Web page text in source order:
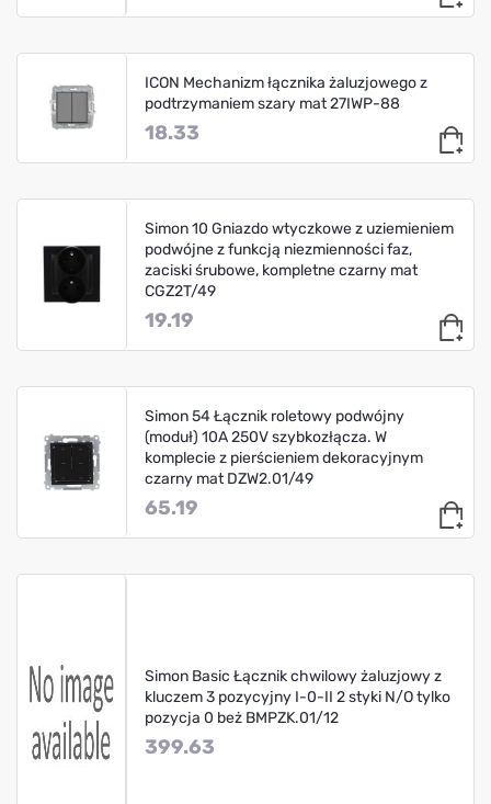
ICON Mechanizm łącznika żaluzjowego z
podtrzymaniem szary mat 27IWP-88
18.33
Simon 10 Gniazdo wtyczkowe z uziemieniem
podwójne z funkcją niezmienności faz,
zaciski śrubowe, kompletne czarny mat
CGZ2T/49
19.19
Simon 54 Łącznik roletowy podwójny
(moduł) 10A 250V szybkozłącza. W
komplecie z pierścieniem dekoracyjnym
czarny mat DZW2.01/49
65.19
Simon Basic Łącznik chwilowy żaluzjowy z
kluczem 3 pozycyjny I-0-II 2 styki N/O tylko
pozycja 0 beż BMPZK.01/12
399.63